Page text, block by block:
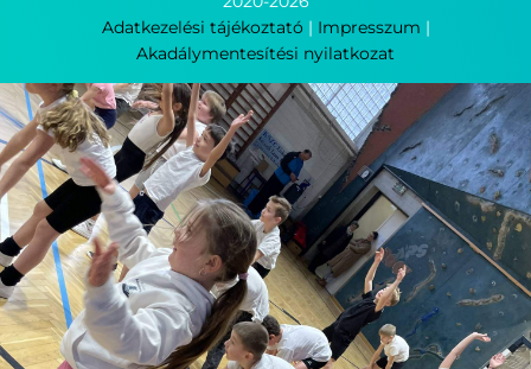
Adatkezelési tájékoztató | Impresszum |
Akadálymentesítési nyilatkozat